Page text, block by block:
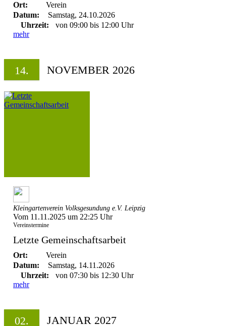
Ort:
Verein
Datum:
Samstag, 24.10.2026
Uhrzeit:
von 09:00 bis 12:00 Uhr
mehr
14. NOVEMBER 2026
Kleingartenverein Volksgesundung e.V. Leipzig
Vom 11.11.2025 um 22:25 Uhr
Vereinstermine
Letzte Gemeinschaftsarbeit
Ort:
Verein
Datum:
Samstag, 14.11.2026
Uhrzeit:
von 07:30 bis 12:30 Uhr
mehr
02. JANUAR 2027